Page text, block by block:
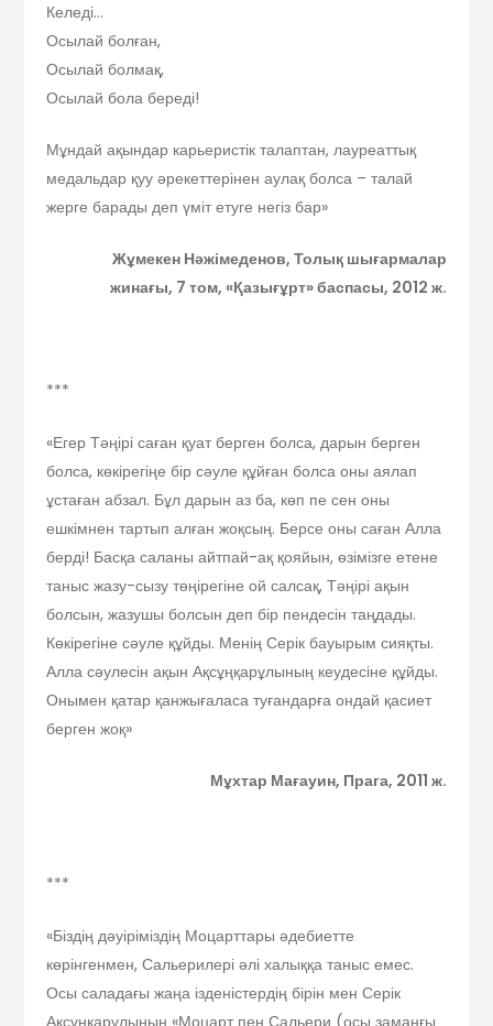
Келеді…
Осылай болған,
Осылай болмақ,
Осылай бола береді!
Мұндай ақындар карьеристік талаптан, лауреаттық
медальдар қуу әрекеттерінен аулақ болса – талай
жерге барады деп үміт етуге негіз бар»
Жұмекен Нәжімеденов, Толық шығармалар
жинағы, 7 том, «Қазығұрт» баспасы, 2012 ж.
***
«Егер Тәңірі саған қуат берген болса, дарын берген
болса, көкірегіңе бір сәуле құйған болса оны аялап
ұстаған абзал. Бұл дарын аз ба, көп пе сен оны
ешкімнен тартып алған жоқсың. Берсе оны саған Алла
берді! Басқа саланы айтпай-ақ қояйын, өзімізге етене
таныс жазу-сызу төңірегіне ой салсақ, Тәңірі ақын
болсын, жазушы болсын деп бір пендесін таңдады.
Көкірегіне сәуле құйды. Менің Серік бауырым сияқты.
Алла сәулесін ақын Ақсұңқарұлының кеудесіне құйды.
Онымен қатар қанжығаласа туғандарға ондай қасиет
берген жоқ»
Мұхтар Мағауин, Прага, 2011 ж.
***
«Біздің дәуіріміздің Моцарттары әдебиетте
көрінгенмен, Сальерилері әлі халыққа таныс емес.
Осы саладағы жаңа ізденістердің бірін мен Серік